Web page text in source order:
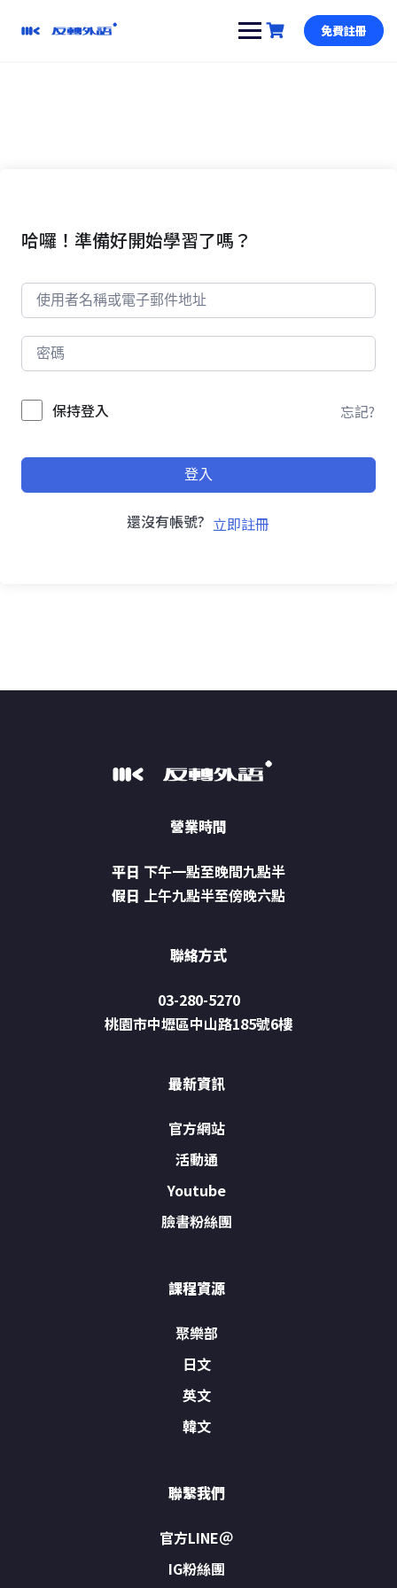
免費註冊
哈囉！準備好開始學習了嗎？
保持登入 忘記?
登入
還沒有帳號? 立即註冊
營業時間
平日 下午一點至晚間九點半
假日 上午九點半至傍晚六點
聯絡方式
03-280-5270
桃園市中壢區中山路185號6樓
最新資訊
官方網站
活動通
Youtube
臉書粉絲團
課程資源
聚樂部
日文
英文
韓文
聯繫我們
官方LINE＠
IG粉絲團